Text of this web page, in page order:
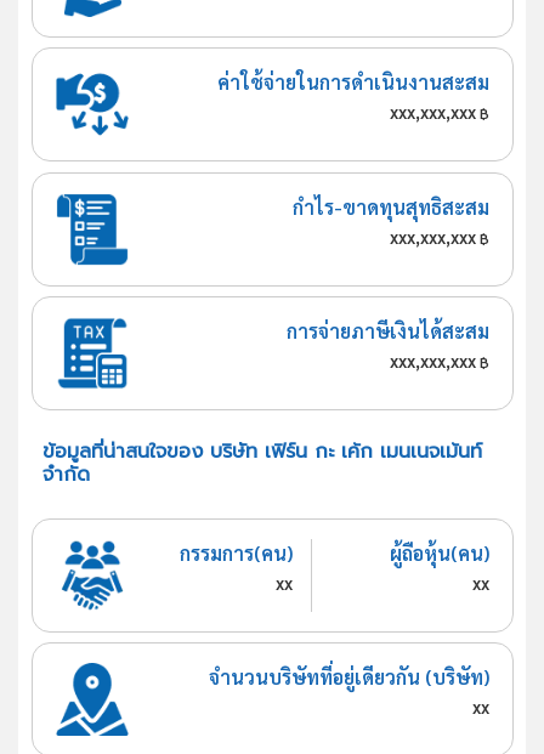
ค่าใช้จ่ายในการดำเนินงานสะสม
xxx,xxx,xxx฿
กำไร-ขาดทุนสุทธิสะสม
xxx,xxx,xxx฿
การจ่ายภาษีเงินได้สะสม
xxx,xxx,xxx฿
ข้อมูลที่น่าสนใจของ บริษัท เฟิร์น กะ เค้ก เมนเนจเม้นท์
จำกัด
กรรมการ(คน)
xx
ผู้ถือหุ้น(คน)
xx
จำนวนบริษัทที่อยู่เดียวกัน (บริษัท)
xx